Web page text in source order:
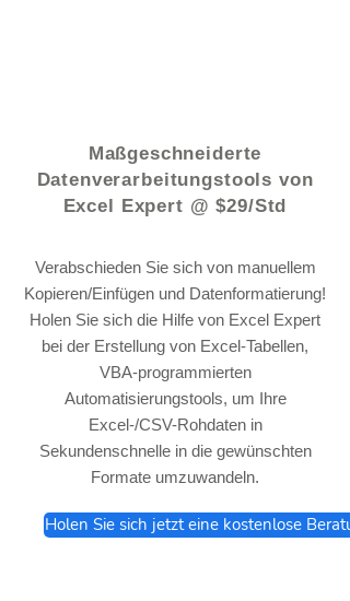
Maßgeschneiderte
Datenverarbeitungstools von
Excel Expert @ $29/Std
Verabschieden Sie sich von manuellem
Kopieren/Einfügen und Datenformatierung!
Holen Sie sich die Hilfe von Excel Expert
bei der Erstellung von Excel-Tabellen,
VBA-programmierten
Automatisierungstools, um Ihre
Excel-/CSV-Rohdaten in
Sekundenschnelle in die gewünschten
Formate umzuwandeln.
Holen Sie sich jetzt eine kostenlose